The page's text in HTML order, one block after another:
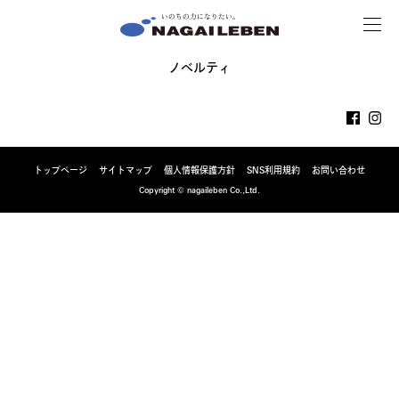
MENU
ノベルティ
トップページ サイトマップ 個人情報保護方針 SNS利用規約
お問い合わせ
Copyright © nagaileben Co.,Ltd.